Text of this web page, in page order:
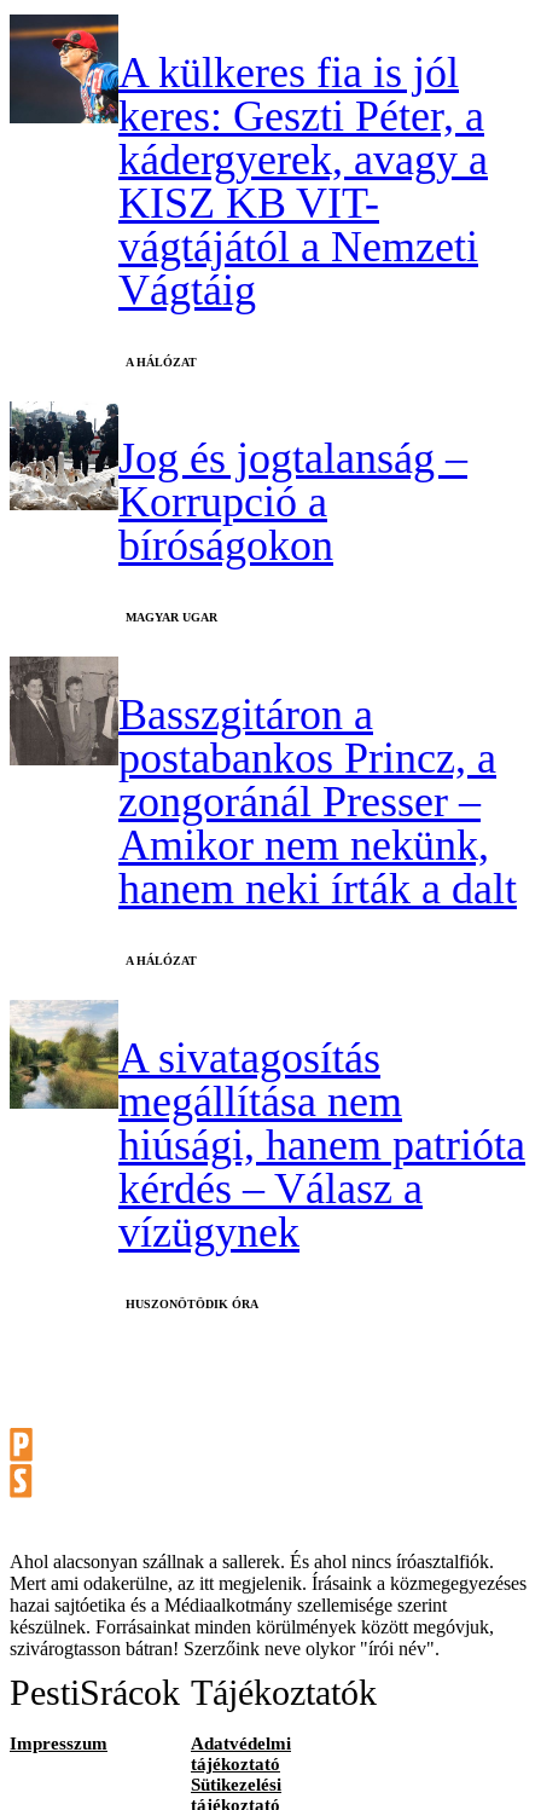
A külkeres fia is jól
keres: Geszti Péter, a
kádergyerek, avagy a
KISZ KB VIT-
vágtájától a Nemzeti
Vágtáig
A HÁLÓZAT
Jog és jogtalanság –
Korrupció a
bíróságokon
MAGYAR UGAR
Basszgitáron a
postabankos Princz, a
zongoránál Presser –
Amikor nem nekünk,
hanem neki írták a dalt
A HÁLÓZAT
A sivatagosítás
megállítása nem
hiúsági, hanem patrióta
kérdés – Válasz a
vízügynek
HUSZONÖTÖDIK ÓRA
Ahol alacsonyan szállnak a sallerek. És ahol nincs íróasztalfiók.
Mert ami odakerülne, az itt megjelenik. Írásaink a közmegegyezéses
hazai sajtóetika és a Médiaalkotmány szellemisége szerint
készülnek. Forrásainkat minden körülmények között megóvjuk,
szivárogtasson bátran! Szerzőink neve olykor "írói név".
PestiSrácok
Impresszum
Tájékoztatók
Adatvédelmi
tájékoztató
Sütikezelési
tájékoztató